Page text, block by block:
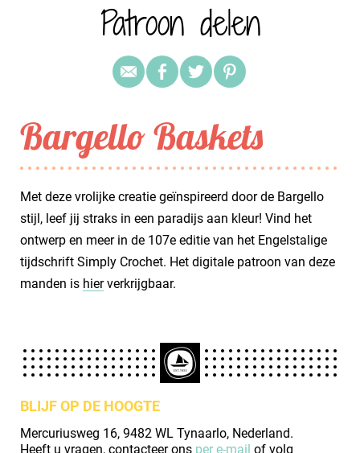
Patroon delen
Bargello Baskets
Met deze vrolijke creatie geïnspireerd door de Bargello
stijl, leef jij straks in een paradijs aan kleur! Vind het
ontwerp en meer in de 107e editie van het Engelstalige
tijdschrift Simply Crochet. Het digitale patroon van deze
manden is hierverkrijgbaar.
BLIJF OP DE HOOGTE
Mercuriusweg 16, 9482 WL Tynaarlo, Nederland.
Heeft u vragen, contacteer ons per e-mail of volg